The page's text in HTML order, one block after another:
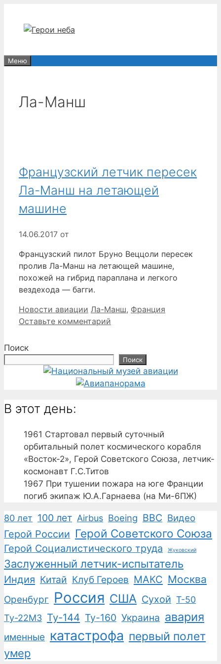
содержимому
Меню
Ла-Манш
Французский летчик пересек
Ла-Манш на летающей
машине
14.06.2017 от
Французский пилот Бруно Веццоли пересек
пролив Ла-Манш на летающей машине,
похожей на гибрид параплана и легкого
вездехода — багги.
Рубрики
Новости авиации Метки
Ла-Манш, Франция
Оставьте комментарий
Поиск
Поиск
В этот день:
1961 Стартовал первый суточный
орбитальный полет космического корабля
«Восток-2», Герой Советского Союза, летчик-
космонавт Г.С.Титов
1967 При тушении пожара на юге Франции
погиб экипаж Ю.А.Гарнаева (на Ми-6ПЖ)
80 лет 100 лет Airbus Boeing ВВС Видео
Герой России Герой Советского Союза
Герой Социалистического труда Жуковский
Заслуженный летчик-испытатель
Индия Китай Клуб Героев МАКС Москва
Оренбург Россия США Сухой Т-50
Ту-22М3 Ту-144 Ту-160 Украина авария
именные катастрофа первый полет
умер